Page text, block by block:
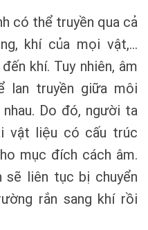
có thể truyền qua cả
khí của mọi vật,…
khí. Tuy nhiên, âm
lan truyền giữa môi
Do đó, người ta
vật liệu có cấu trúc
mục đích cách âm.
sẽ liên tục bị chuyển
rắn sang khí rồi